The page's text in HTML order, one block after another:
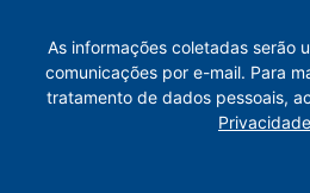
As informações coletadas serão
comunicações por e-mail. Para
tratamento de dados pessoais,